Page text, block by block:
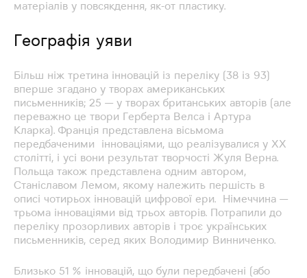
матеріалів у повсякдення, як-от пластику.
Географія уяви
Більш ніж третина інновацій із переліку (38 із 93)
вперше згадано у творах американських
письменників; 25 — у творах британських авторів (але
переважно це твори Герберта Велса і Артура
Кларка). Франція представлена вісьмома
передбаченими інноваціями, що реалізувалися у ХХ
столітті, і усі вони результат творчості Жуля Верна.
Польща також представлена одним автором,
Станіславом Лемом, якому належить першість в
описі чотирьох інновацій цифрової ери. Німеччина —
трьома інноваціями від трьох авторів. Потрапили до
переліку прозорливих авторів і троє українських
письменників, серед яких Володимир Винниченко.
Близько 51 % інновацій, що були передбачені (або